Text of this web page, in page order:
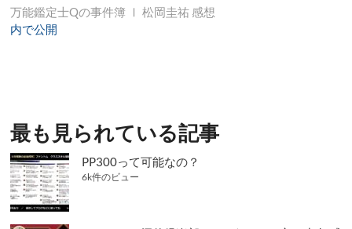
投
稿
ー
シ
ョ
ン
万能鑑定士Qの事件簿 Ⅰ 松岡圭祐 感想
内で公開
最も見られている記事
PP300って可能なの？
6k件のビュー